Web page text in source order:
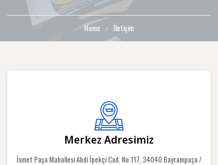
Home İletişim
Merkez Adresimiz
İsmet Paşa Mahallesi Abdi İpekçi Cad. No:117, 34040 Bayrampaşa /